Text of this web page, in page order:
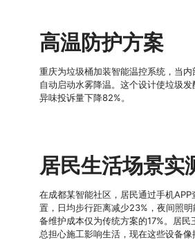
高温防护方案
重庆为垃圾桶加装智能温控系统，当
自动启动水雾降温。这个设计使垃圾发
异味投诉量下降82%。
居民生活场景实
在成都某智能社区，居民通过手机APP
置，日均步行距离减少23%，夜间照
备维护成本仅为传统方案的17%。居民
总担心施工影响生活，现在这些设备